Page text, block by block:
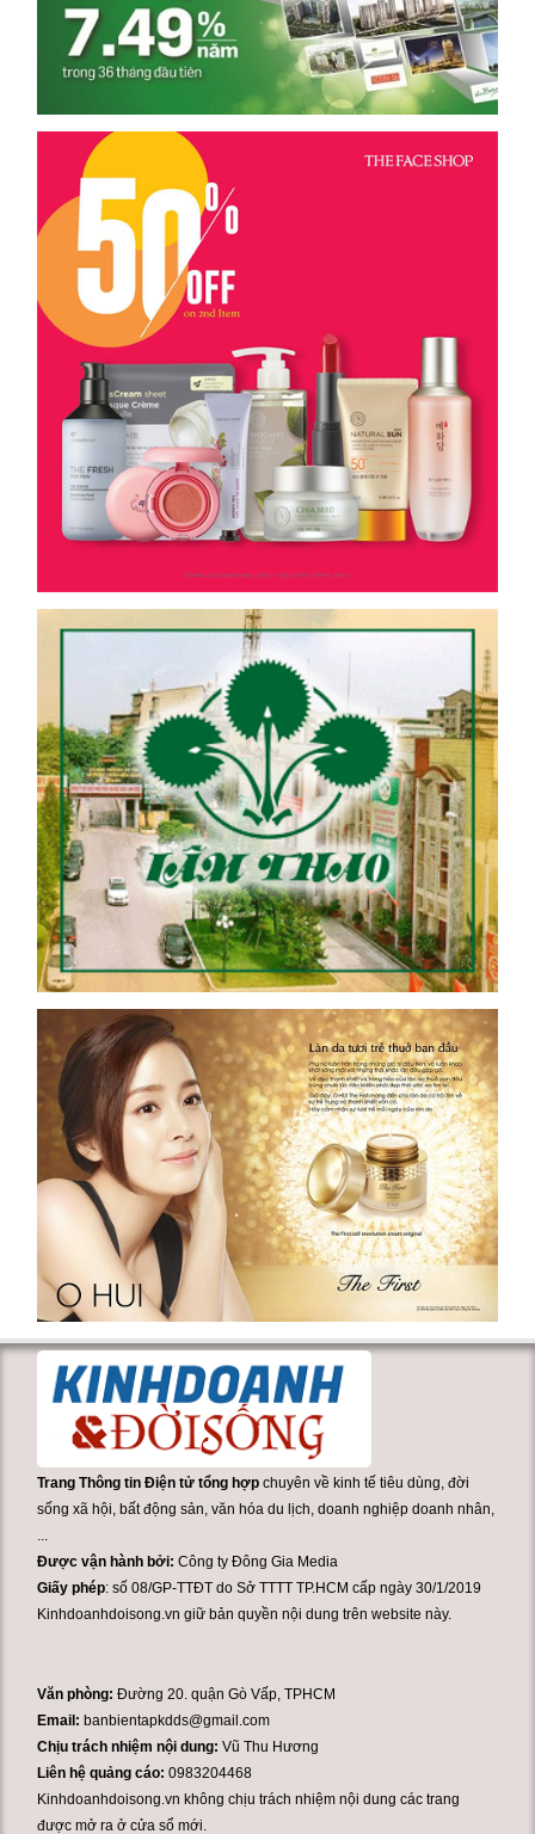
Trang Thông tin Điện tử tổng hợp chuyên về kinh tế tiêu dùng, đời
sống xã hội, bất động sản, văn hóa du lịch, doanh nghiệp doanh nhân,
...
Được vận hành bởi:Công ty Đông Gia Media
Giấy phép: số 08/GP-TTĐT do Sở TTTT TP.HCM cấp ngày 30/1/2019
Kinhdoanhdoisong.vn giữ bản quyền nội dung trên website này.
Văn phòng:Đường 20. quận Gò Vấp, TPHCM
Email: banbientapkdds@gmail.com
Chịu trách nhiệm nội dung: Vũ Thu Hương
Liên hệ quảng cáo:0983204468
Kinhdoanhdoisong.vn không chịu trách nhiệm nội dung các trang
được mở ra ở cửa sổ mới.